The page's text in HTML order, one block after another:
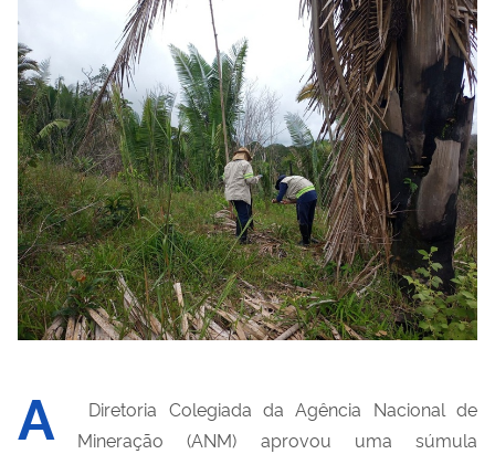
A
Diretoria Colegiada da Agência Nacional de
Mineração (ANM) aprovou uma súmula